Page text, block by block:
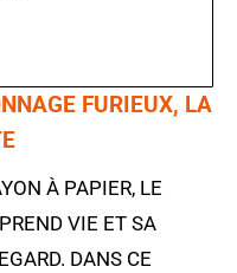
FURIEUX, LA
À PAPIER, LE
VIE ET SA
DANS CE